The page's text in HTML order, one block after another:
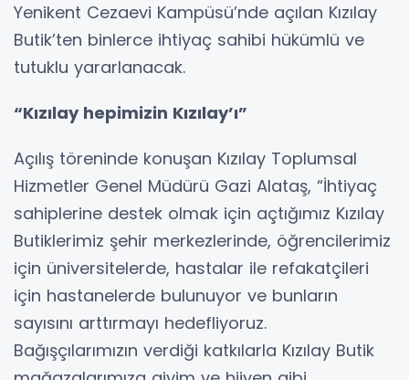
Yenikent Cezaevi Kampüsü’nde açılan Kızılay
Butik’ten binlerce ihtiyaç sahibi hükümlü ve
tutuklu yararlanacak.
“Kızılay hepimizin Kızılay’ı”
Açılış töreninde konuşan Kızılay Toplumsal
Hizmetler Genel Müdürü Gazi Alataş, “İhtiyaç
sahiplerine destek olmak için açtığımız Kızılay
Butiklerimiz şehir merkezlerinde, öğrencilerimiz
için üniversitelerde, hastalar ile refakatçileri
için hastanelerde bulunuyor ve bunların
sayısını arttırmayı hedefliyoruz.
Bağışçılarımızın verdiği katkılarla Kızılay Butik